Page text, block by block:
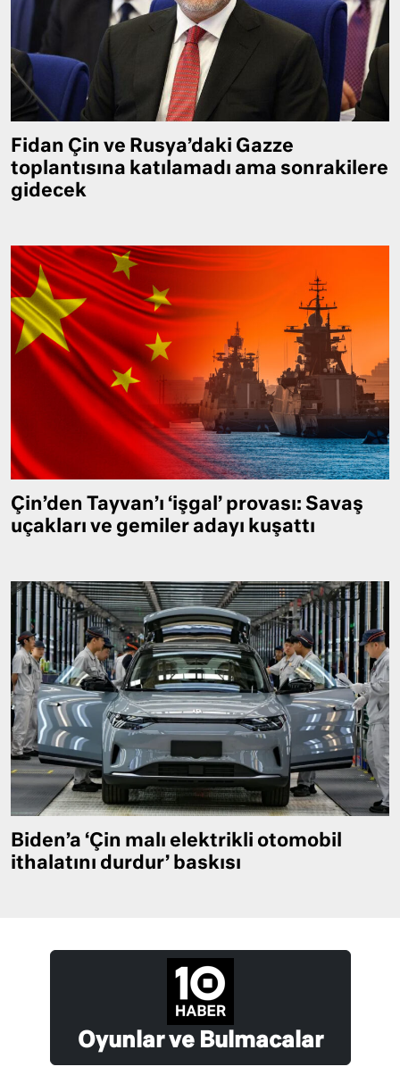
Fidan Çin ve Rusya’daki Gazze
toplantısına katılamadı ama sonrakilere
gidecek
Çin’den Tayvan’ı ‘işgal’ provası: Savaş
uçakları ve gemiler adayı kuşattı
Biden’a ‘Çin malı elektrikli otomobil
ithalatını durdur’ baskısı
Oyunlar ve Bulmacalar